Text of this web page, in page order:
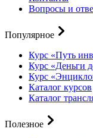
Вопросы и
Популярное
Курс «Путь
Курс «Деньги
Курс
Каталог курсов
Каталог
Полезное